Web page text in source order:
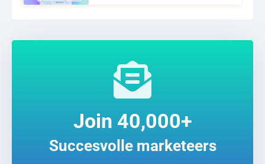
Join 40,000+
Succesvolle marketeers